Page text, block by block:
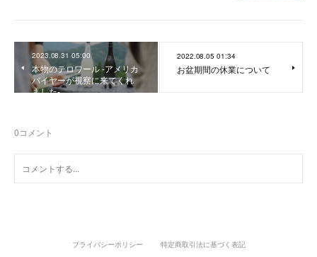
2023.08.31 05:00
本物のテロワール -アメリカ
バイヤーが視察に来てくれ
ました-
2022.08.05 01:34
お盆期間の休業について
0コメント
プライバシーポリシー 特定商取引法に基づく表記